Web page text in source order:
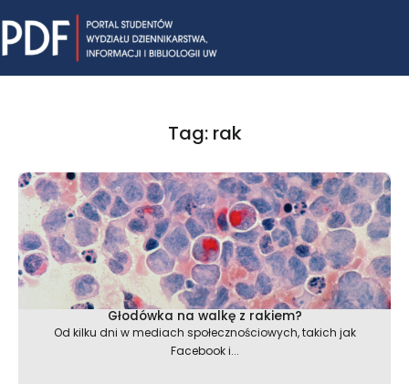
to
content
Tag: rak
Głodówka na walkę z rakiem?
Od kilku dni w mediach społecznościowych, takich jak
Facebook i...